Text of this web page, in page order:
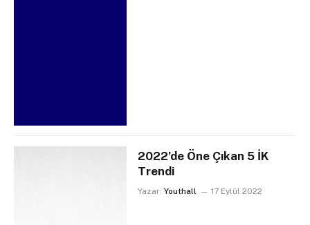
2022’de Öne Çıkan 5 İK
Trendi
Yazar: Youthall 17 Eylül 2022